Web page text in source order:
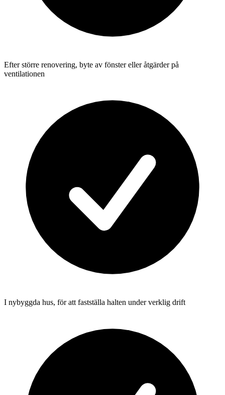
Efter större renovering, byte av fönster eller åtgärder på
ventilationen
I nybyggda hus, för att fastställa halten under verklig drift